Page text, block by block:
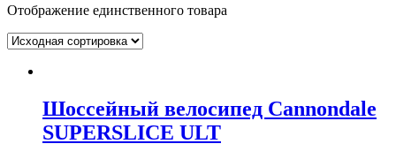
Отображение единственного товара
Шоссейный велосипед Cannondale
SUPERSLICE ULT